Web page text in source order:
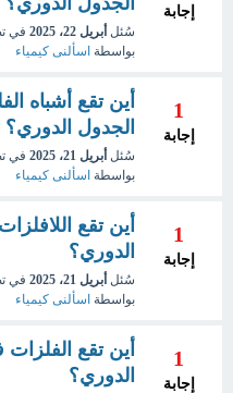
إجابة
سُئل أبريل 22، 2025 في
بواسطة اسألنى كيمياء
1
إجابة
أين تقع أشباه
الجدول الدوري؟
سُئل أبريل 21، 2025 في
بواسطة اسألنى كيمياء
1
إجابة
أين تقع
الدوري؟
سُئل أبريل 21، 2025 في
بواسطة اسألنى كيمياء
1
إجابة
أين تقع
الدوري؟